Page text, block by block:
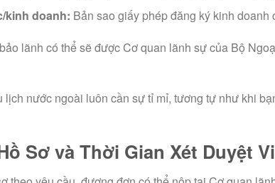
kinh doanh: Bản sao giấy phép đăng ký kinh
lãnh có thể sẽ được Cơ quan lãnh sự của Bộ
lịch nước ngoài luôn cần sự tỉ mỉ, tương tự như khi
Sơ và Thời Gian Xét Duyệt